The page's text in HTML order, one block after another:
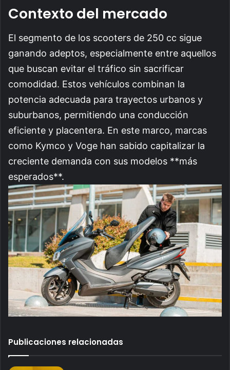
Contexto del mercado
El segmento de los scooters de 250 cc sigue
ganando adeptos, especialmente entre aquellos
que buscan evitar el tráfico sin sacrificar
comodidad. Estos vehículos combinan la
potencia adecuada para trayectos urbanos y
suburbanos, permitiendo una conducción
eficiente y placentera. En este marco, marcas
como Kymco y Voge han sabido capitalizar la
creciente demanda con sus modelos **más
esperados**.
Publicaciones relacionadas